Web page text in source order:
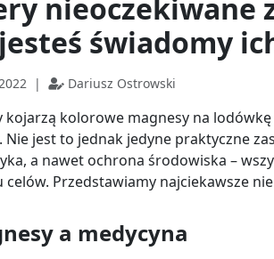
nieoczekiwane
świadomy
| Dariusz Ostrowski
kojarzą kolorowe magnesy na
Nie jest to jednak jedyne praktyczne
a nawet ochrona środowiska –
celów. Przedstawiamy najciekawsze
a medycyna